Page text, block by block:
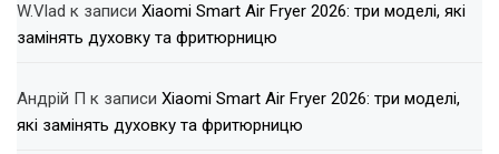
W.Vlad к записи Xiaomi Smart Air Fryer 2026: три моделі, які
замінять духовку та фритюрницю
Андрій П к записи Xiaomi Smart Air Fryer 2026: три моделі,
які замінять духовку та фритюрницю